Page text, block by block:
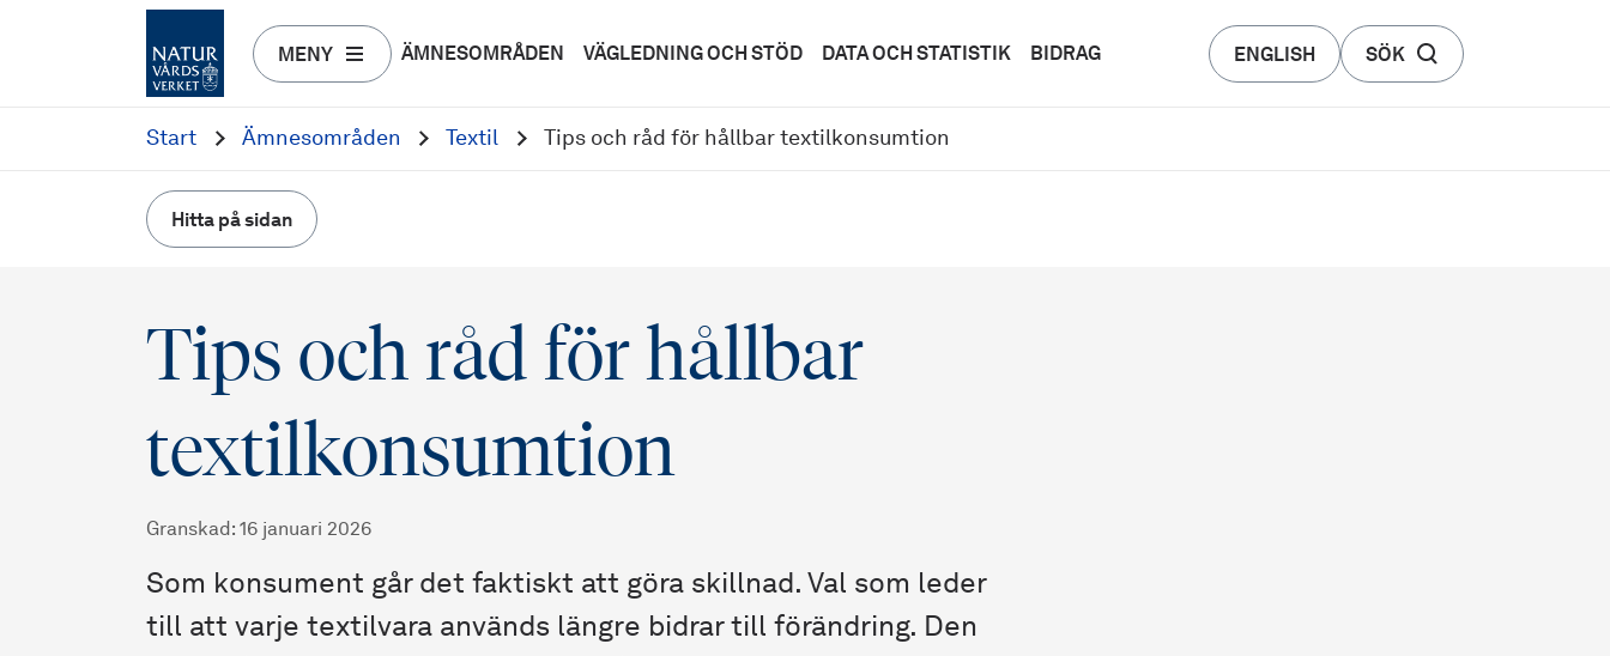
MENY ÄMNESOMRÅDEN VÄGLEDNING OCH STÖD DATA OCH STATISTIK BIDRAG ENGLISH SÖK
Start Ämnesområden Textil Tips och råd för hållbar textilkonsumtion
Hitta på sidan
Tips och råd för hållbar
textilkonsumtion
Granskad : 16 januari 2026
Som konsument går det faktiskt att göra skillnad. Val som leder
till att varje textilvara används längre bidrar till förändring. Den